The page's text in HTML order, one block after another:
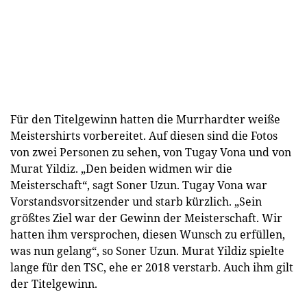
Für den Titelgewinn hatten die Murrhardter weiße
Meistershirts vorbereitet. Auf diesen sind die Fotos
von zwei Personen zu sehen, von Tugay Vona und von
Murat Yildiz. „Den beiden widmen wir die
Meisterschaft“, sagt Soner Uzun. Tugay Vona war
Vorstandsvorsitzender und starb kürzlich. „Sein
größtes Ziel war der Gewinn der Meisterschaft. Wir
hatten ihm versprochen, diesen Wunsch zu erfüllen,
was nun gelang“, so Soner Uzun. Murat Yildiz spielte
lange für den TSC, ehe er 2018 verstarb. Auch ihm gilt
der Titelgewinn.